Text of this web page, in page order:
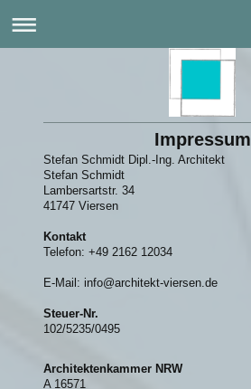
Impressum
Stefan Schmidt Dipl.-Ing. Architekt
Stefan Schmidt
Lambersartstr. 34
41747 Viersen
Kontakt
Telefon: +49 2162 12034
E-Mail: info@architekt-viersen.de
Steuer-Nr.
102/5235/0495
Architektenkammer NRW
A 16571